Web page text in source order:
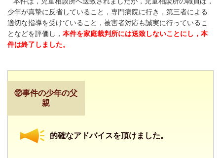
少年が真摯に反省していること，専門病院に行き，第三者による
適切な指導を受けていること，被害者対応も誠実に行っているこ
となどを評価し， 本件を家庭裁判所には送致しないことにし，本
件は終了しました。
⑫事件の少年の父
親
的確なアドバイスを頂けました。